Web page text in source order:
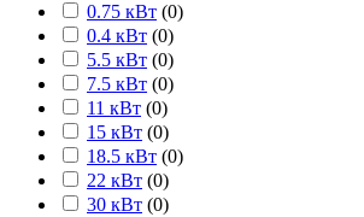
0.75 кВт (0)
0.4 кВт (0)
5.5 кВт (0)
7.5 кВт (0)
11 кВт (0)
15 кВт (0)
18.5 кВт (0)
22 кВт (0)
30 кВт (0)